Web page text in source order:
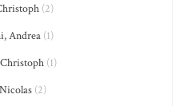
(2)
Andrea(1)
(1)
(2)